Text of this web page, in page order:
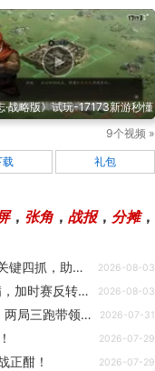
·战略版》试玩-17173新游秒懂
9个视频 »
载 礼包
， 张角 ， 战报， 分摊，
第五人格IVL：成都Wolves_ChoAi“台球手”关键四抓，助队伍获胜 2026-08-03
第五人格IVL： FPX.ZQ_Yuan牵制技巧拉满，加时赛反转拿下比赛胜利 2026-08-03
第五人格IVL：GR_citie操作拉满完美牵制，两局三跑带领队伍获胜 2026-07-31
2026-07-29
正酣！ 2026-07-29